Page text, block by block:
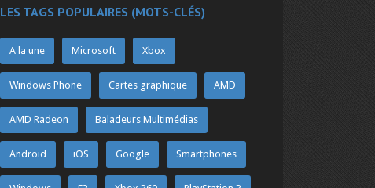
LES TAGS POPULAIRES (MOTS-CLÉS)
A la une Microsoft Xbox
Windows Phone Cartes graphique AMD
AMD Radeon Baladeurs Multimédias
Android iOS Google Smartphones